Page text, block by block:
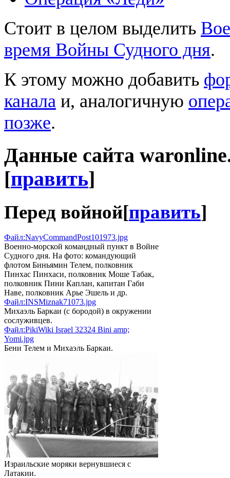
Стоит в целом выделить
время Войны Судного дня.
К этому можно добавить
канала и, аналогичную
позже.
Данные сайта
[править]
Перед войной[править]
Файл:NavyCommandPost101973.jpg
Военно-морской командный пункт в Войне
Судного дня. На фото: командующий
флотом Биньямин Телем, полковник
Пинхас Пинхаси, полковник Моше Табак,
полковник Пини Каплан, капитан Габи
Наве, полковник Арье Эшель и др.
Файл:INSMiznak71073.jpg
Михаэль Баркаи (с бородой) в окружении
сослуживцев.
Файл:PikiWiki Israel 32324 Bini amp;
Yomi.jpg
Бени Телем и Михаэль Баркаи.
Израильские моряки вернувшиеся с
Латакии.